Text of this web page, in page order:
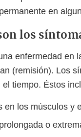
en
los
enfermedad en
(remisión). Los
el tiempo. Éstos
en los músculos y
o